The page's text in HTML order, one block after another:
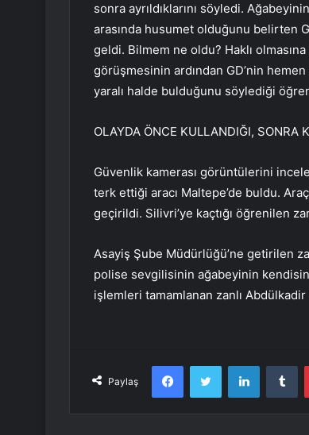
sonra ayrıldıklarını söyledi.
arasında husumet olduğunu belirten
geldi. Bilmem ne oldu? Haklı
görüşmesinin ardından GD’nin
yaralı halde bulduğunu söylediği
OLAYDA ÖNCE KULLANDIĞI, SONRA
Güvenlik kamerası görüntülerini
terk ettiği aracı Maltepe’de buldu.
geçirildi. Silivri’ye kaçtığı öğrenilen
Asayiş Şube Müdürlüğü’ne getirilen
polise sevgilisinin ağabeyinin
işlemleri tamamlanan zanlı Abdülkadir
Paylaş
FacebookTwitter LinkedIn